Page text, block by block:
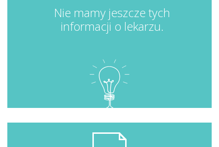
Nie mamy jeszcze tych
informacji o lekarzu.